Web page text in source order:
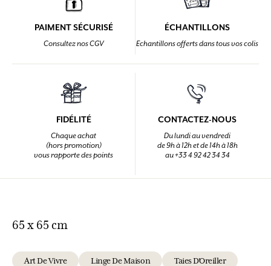
PAIMENT SÉCURISÉ
Consultez nos CGV
ÉCHANTILLONS
Echantillons offerts dans tous vos colis
FIDÉLITÉ
Chaque achat
(hors promotion)
vous rapporte des points
CONTACTEZ-NOUS
Du lundi au vendredi
de 9h à 12h et de 14h à 18h
au +33 4 92 42 34 34
65 x 65 cm
Art De Vivre Linge De Maison Taies D'Oreiller